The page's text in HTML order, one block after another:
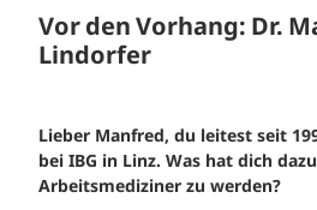
Vor den Vorhang: Dr.
Lindorfer
Lieber Manfred, du leitest seit
bei IBG in Linz. Was hat dich
Arbeitsmediziner zu werden?